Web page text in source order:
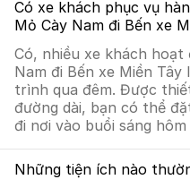
Có xe khách phục vụ
Mỏ Cày Nam đi Bến xe
Có, nhiều xe khách
Nam đi Bến xe Miền
trình qua đêm. Được
đường dài, bạn có thể
đi nơi vào buổi sáng hôm
Những tiện ích nào